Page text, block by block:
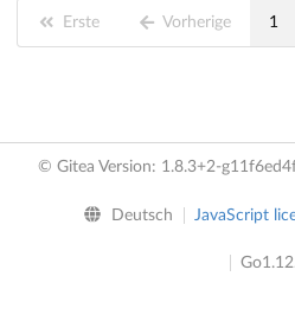
Erste Vorherige 1
© Gitea Version: 1.8.3+2-
Deutsch JavaScript